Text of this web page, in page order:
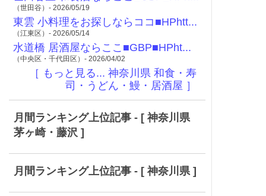
（世田谷）- 2026/05/19
東雲 小料理をお探しならココ■HPhtt...
（江東区）- 2026/05/14
水道橋 居酒屋ならここ■GBP■HPht...
（中央区・千代田区）- 2026/04/02
［ もっと見る... 神奈川県 和食・寿
司・うどん・鰻・居酒屋 ］
月間ランキング上位記事 - [ 神奈川県
茅ヶ崎・藤沢 ]
月間ランキング上位記事 - [ 神奈川県 ]